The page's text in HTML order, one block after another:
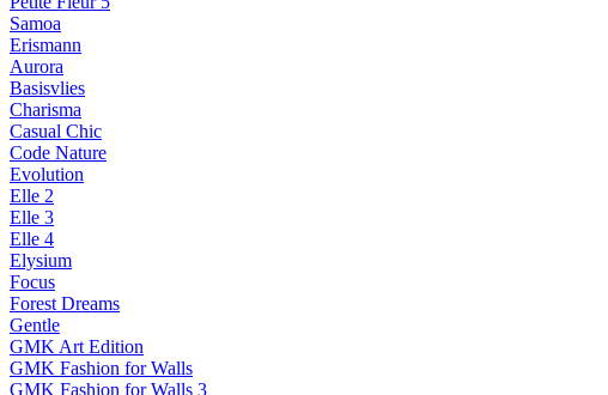
Samoa
Erismann
Aurora
Basisvlies
Charisma
Casual Chic
Code Nature
Evolution
Elle 2
Elle 3
Elle 4
Elysium
Focus
Forest Dreams
Gentle
GMK Art Edition
GMK Fashion for Walls
GMK Fashion for Walls 3